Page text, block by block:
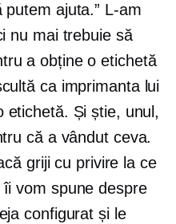
putem ajuta.” L-am
nu mai trebuie să
a obține o etichetă
ca imprimanta lui
etichetă. Și știe, unul,
că a vândut ceva.
griji cu privire la ce
vom spune despre
configurat și le